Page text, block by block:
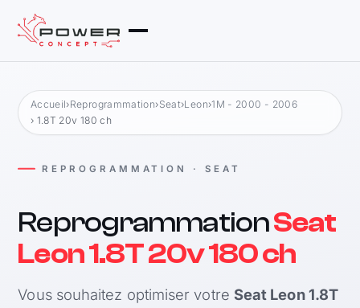
Accueil›Reprogrammation›Seat›Leon›1M - 2000 - 2006
› 1.8T 20v 180 ch
REPROGRAMMATION · SEAT
ReprogrammationSeat
Leon 1.8T 20v 180 ch
Vous souhaitez optimiser votre Seat Leon 1.8T